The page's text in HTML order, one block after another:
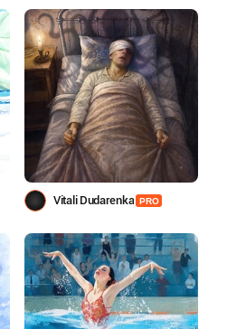
Vitali Dudarenka PRO